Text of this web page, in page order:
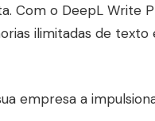
Com o DeepL Write
ilimitadas de texto
empresa a